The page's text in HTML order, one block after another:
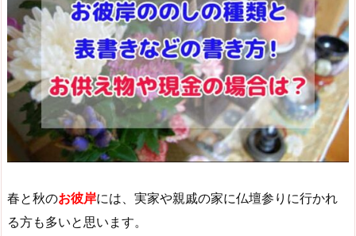
春と秋のお彼岸には、実家や親戚の家に仏壇参りに行かれ
る方も多いと思います。